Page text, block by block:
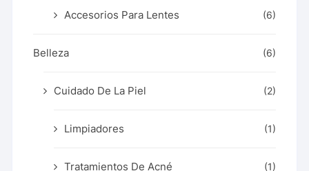
Accesorios Para Lentes (6)
Belleza (6)
Cuidado De La Piel (2)
Limpiadores (1)
Tratamientos De Acné (1)